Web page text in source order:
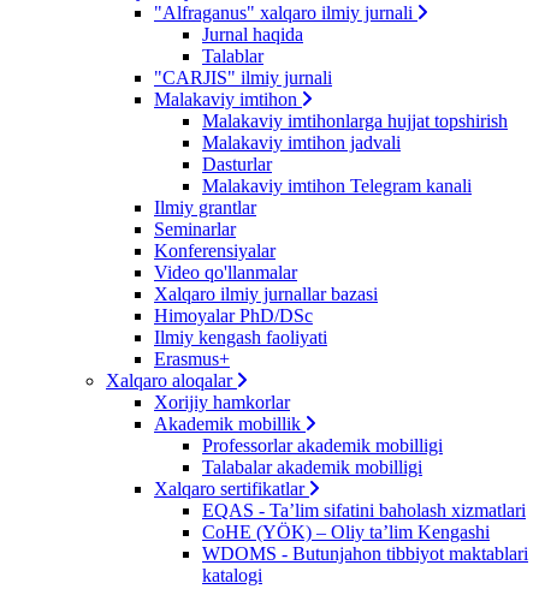
"Alfraganus" xalqaro ilmiy jurnali
Jurnal haqida
Talablar
"CARJIS" ilmiy jurnali
Malakaviy imtihon
Malakaviy imtihonlarga hujjat topshirish
Malakaviy imtihon jadvali
Dasturlar
Malakaviy imtihon Telegram kanali
Ilmiy grantlar
Seminarlar
Konferensiyalar
Video qo'llanmalar
Xalqaro ilmiy jurnallar bazasi
Himoyalar PhD/DSc
Ilmiy kengash faoliyati
Erasmus+
Xalqaro aloqalar
Xorijiy hamkorlar
Akademik mobillik
Professorlar akademik mobilligi
Talabalar akademik mobilligi
Xalqaro sertifikatlar
EQAS - Ta’lim sifatini baholash xizmatlari
CoHE (YÖK) – Oliy ta’lim Kengashi
WDOMS - Butunjahon tibbiyot maktablari
katalogi